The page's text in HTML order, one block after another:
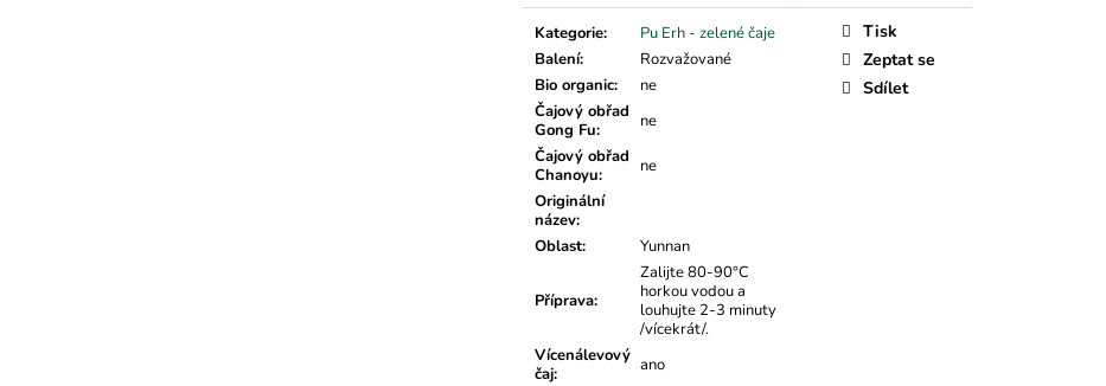
Kategorie:
Pu Erh - zelené čaje
Balení:
Rozvažované
Bio organic:
ne
Čajový obřad
Gong Fu:
ne
Čajový obřad
Chanoyu:
ne
Originální
název:
Oblast: Yunnan
Příprava:
Zalijte 80-90°C
horkou vodou a
louhujte 2-3 minuty
/vícekrát/.
Vícenálevový
čaj:
ano
Tisk
Zeptat se
Sdílet